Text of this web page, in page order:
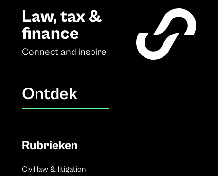
Law, tax &
finance
Connect and inspire
Ontdek
Rubrieken
Civil law & litigation